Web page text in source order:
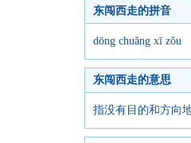
东闯西走的拼音
dōng chuǎng xī zǒu
东闯西走的意思
指没有目的和方向